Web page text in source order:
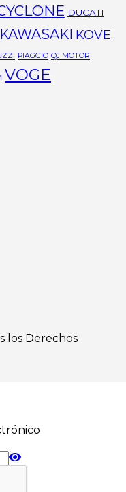
DUCATI
KAWASAKI KOVE
PIAGGIO QJ MOTOR
VOGE
los Derechos